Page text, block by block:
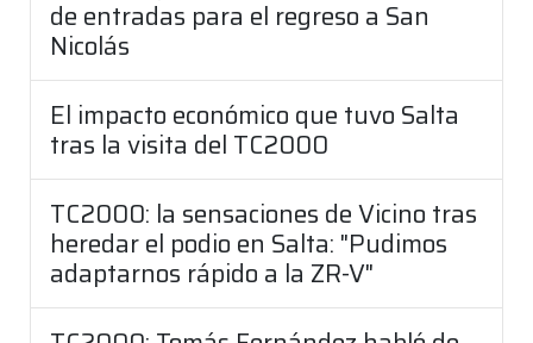
de entradas para el regreso a San
Nicolás
El impacto económico que tuvo Salta
tras la visita del TC2000
TC2000: la sensaciones de Vicino tras
heredar el podio en Salta: "Pudimos
adaptarnos rápido a la ZR-V"